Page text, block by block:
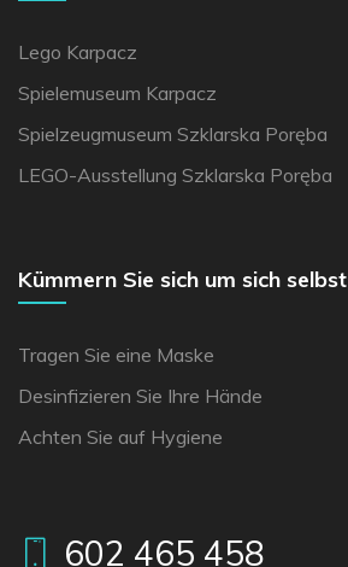
Lego Karpacz
Spielemuseum Karpacz
Spielzeugmuseum Szklarska Poręba
LEGO-Ausstellung Szklarska Poręba
Kümmern Sie sich um sich selbst
Tragen Sie eine Maske
Desinfizieren Sie Ihre Hände
Achten Sie auf Hygiene
602 465 458